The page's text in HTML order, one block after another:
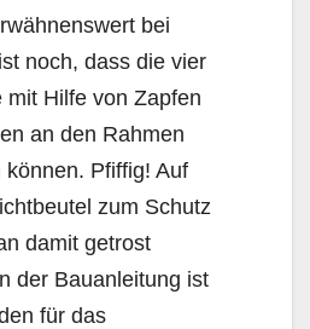
bei
noch, dass die vier
mit Hilfe von Zapfen
an den Rahmen
Pfiffig! Auf
zum Schutz
damit getrost
der Bauanleitung ist
für das